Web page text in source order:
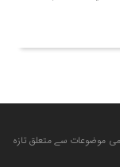
موضوعات سے متعلق تازہ